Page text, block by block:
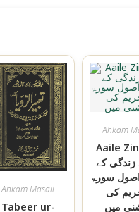
Ahkam Masail
Tabeer ur-
Ahkam
Aaile
زندگی کے
اصول سورۃ
کی
میں